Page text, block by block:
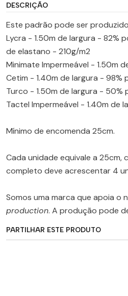
DESCRIÇÃO
Este padrão pode ser
Lycra - 1.50m de largura - 82%
de elastano - 210g/m2
Minimate Impermeável - 1.50m
Cetim - 1.40m de largura - 98%
Turco - 1.50m de largura - 50%
Tactel Impermeável - 1.40m de
Mínimo de encomenda 25cm.
Cada unidade equivale a 25cm,
completo deve acrescentar 4
Somos uma marca que apoia o
production. A produção pode
PARTILHAR ESTE PRODUTO